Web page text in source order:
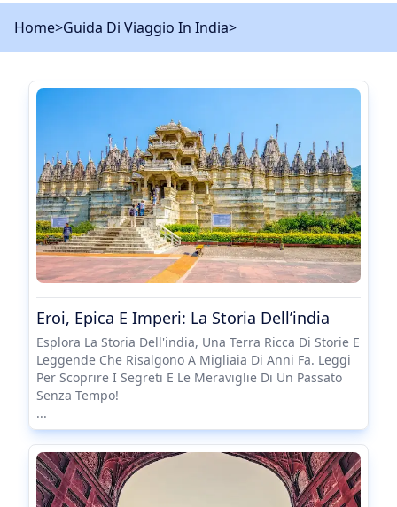
Home>Guida Di Viaggio In India>
Eroi, Epica E Imperi: La Storia Dell’india
Esplora La Storia Dell'india, Una Terra Ricca Di Storie E
Leggende Che Risalgono A Migliaia Di Anni Fa. Leggi
Per Scoprire I Segreti E Le Meraviglie Di Un Passato
Senza Tempo!
...